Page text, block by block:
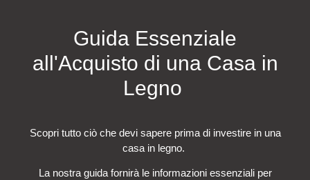
Guida Essenziale
all'Acquisto di una Casa in
Legno
Scopri tutto ciò che devi sapere prima di investire in una
casa in legno.
La nostra guida fornirà le informazioni essenziali per